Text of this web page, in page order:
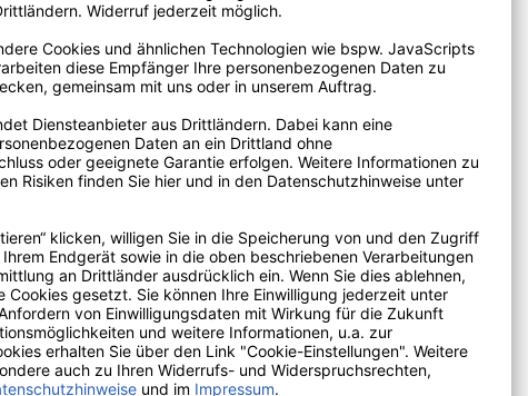
2023 Chenin Blanc - Sauvignon Blanc
Inhalt:0.75 Liter(15,87 € / 1 Liter)
Lebensmittelangaben
Regulärer Preis:
11,90 €